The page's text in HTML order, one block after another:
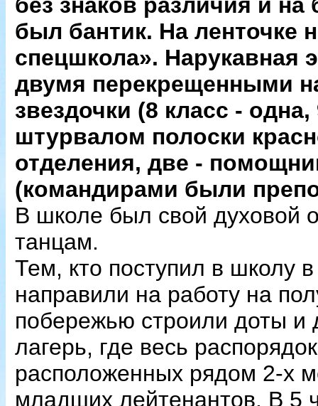
был бантик. На ленточке
спецшкола». Нарукавная
двумя перекрещенными
звездочки (8 класс -
штурвалом полоски
отделения, две -
(командирами были
В школе был свой духовой
танцам.
Тем, кто поступил в школу
направили на работу на
побережью строили доты
лагерь, где весь
расположенных рядом 2-х
младших лейтенантов. В 5